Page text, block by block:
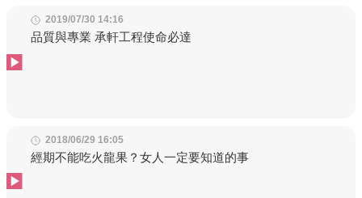
2019/07/30 14:16
品質與專業 承軒工程使命必達
2018/06/29 16:05
經期不能吃火龍果？女人一定要知道的事